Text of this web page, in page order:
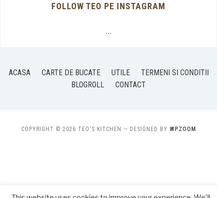
FOLLOW TEO PE INSTAGRAM
…
ACASA CARTE DE BUCATE UTILE
TERMENI SI CONDITII
BLOGROLL
CONTACT
COPYRIGHT © 2026 TEO'S KITCHEN — DESIGNED BY WPZOOM